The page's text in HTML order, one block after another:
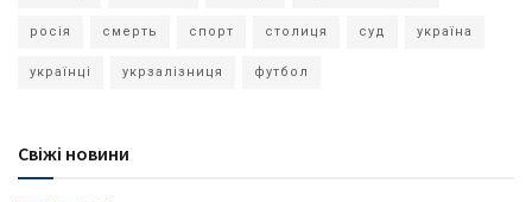
росія смерть спорт столиця суд україна
українці укрзалізниця футбол
Свіжі новини